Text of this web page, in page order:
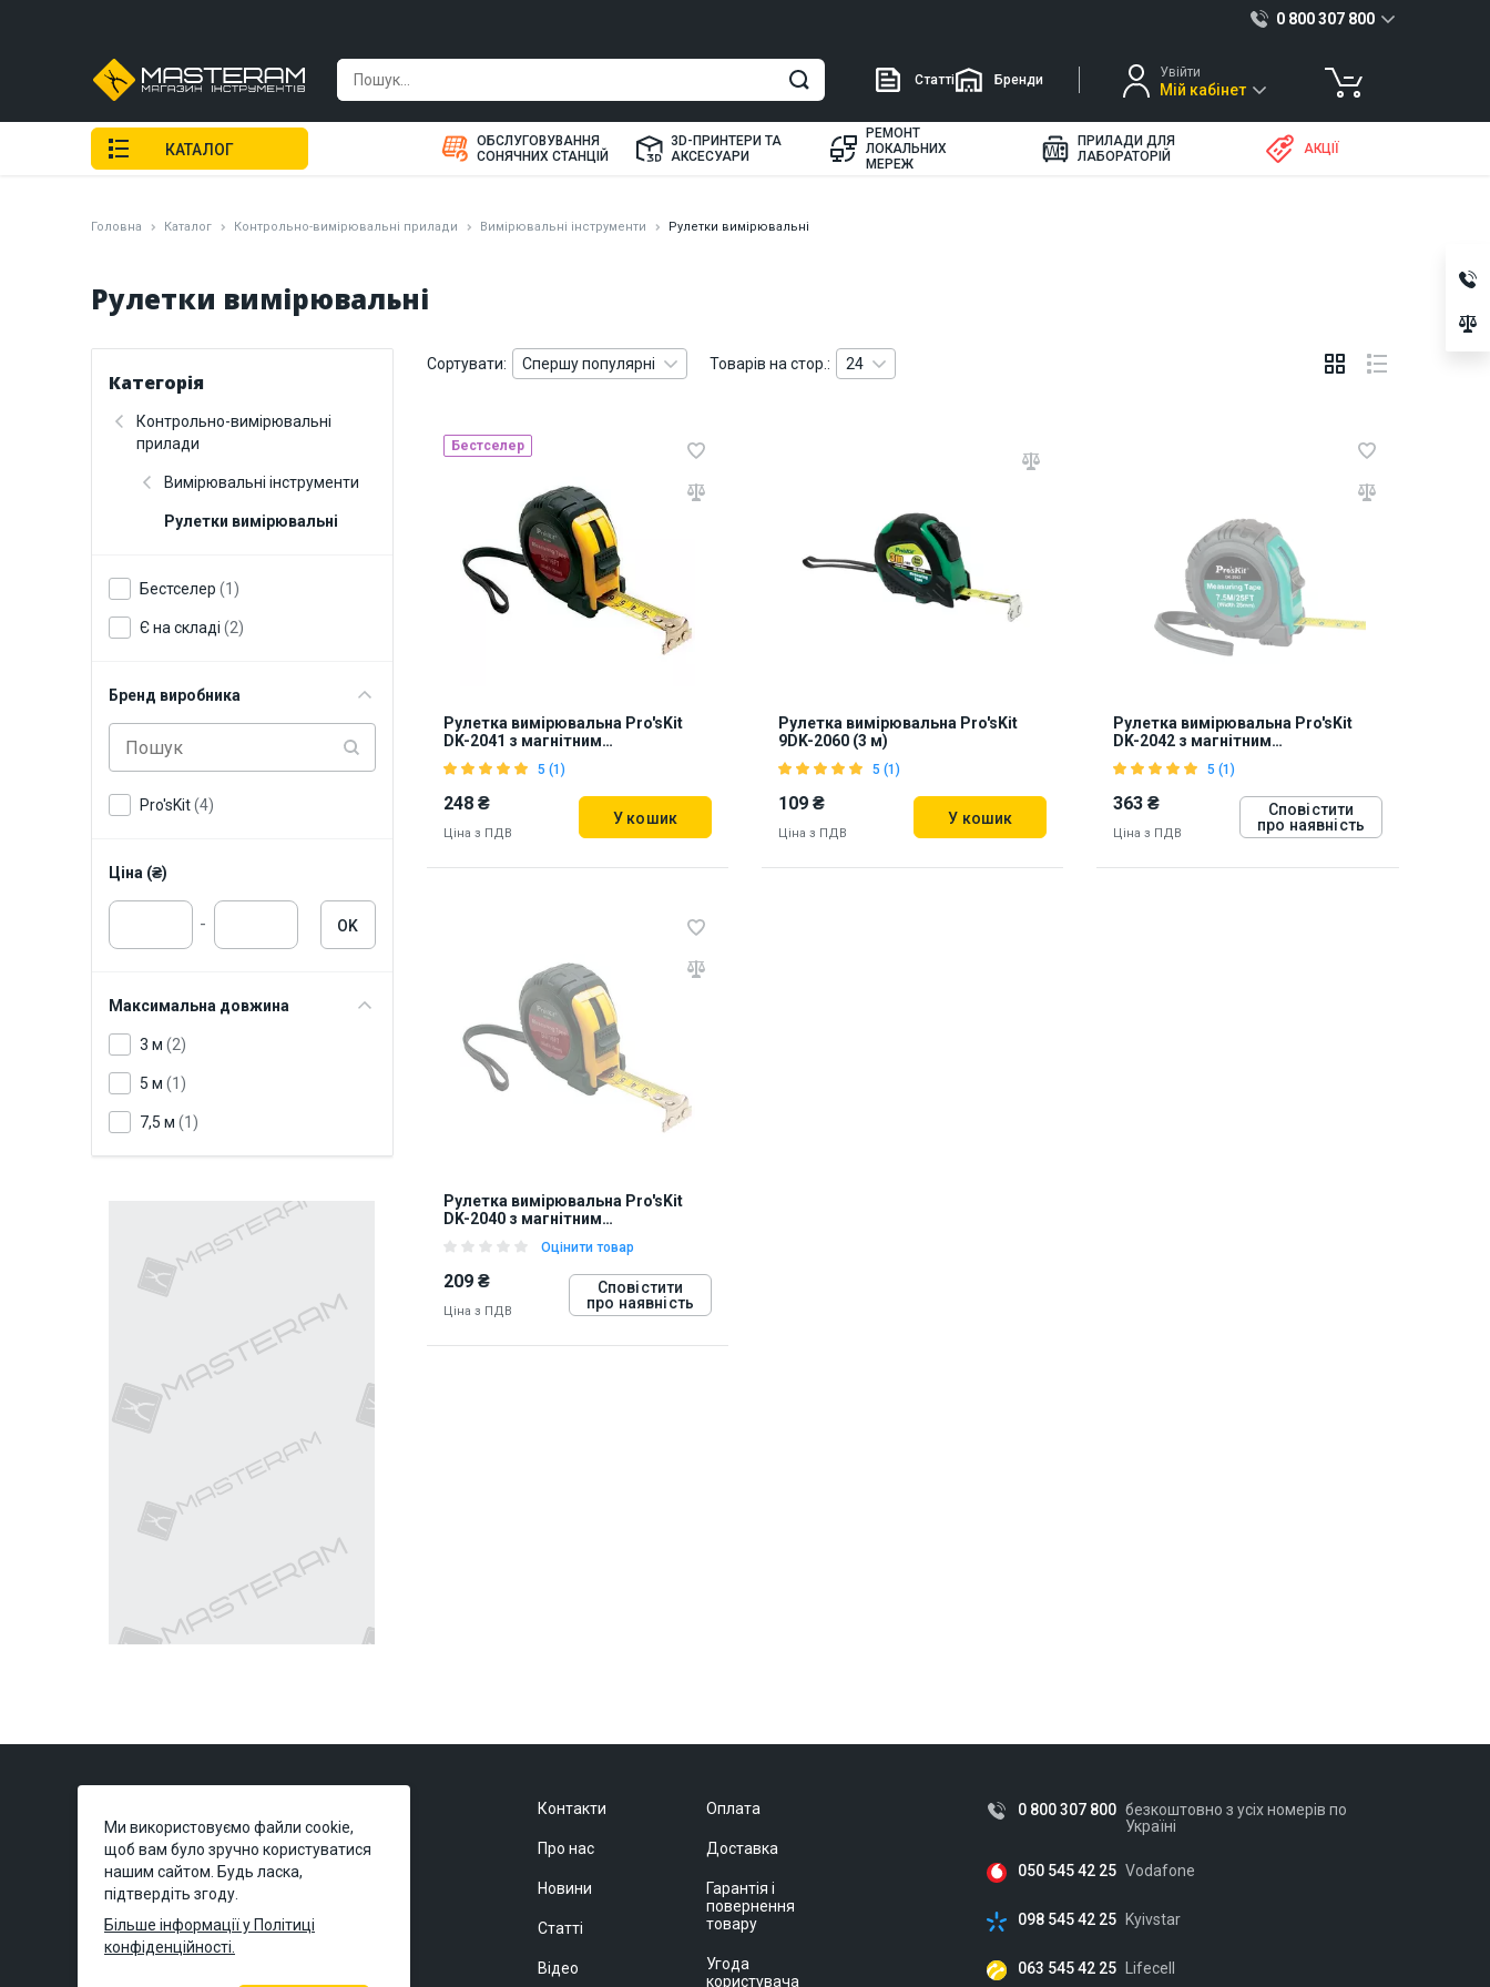
Рулетки вимірювальні
Головна Каталог Контрольно-вимірювальні прилади Вимірювальні інструменти Рулетки вимірювальні
Сортувати: Спершу популярні Товарів на стор.: 24
Бестселер
Рулетка вимірювальна Pro'sKit
DK-2041 з магнітним
наконечником (5 м)
5 (1)
248 ₴
Ціна з ПДВ
У кошик
Рулетка вимірювальна Pro'sKit
9DK-2060 (3 м)
5 (1)
109 ₴
Ціна з ПДВ
У кошик
Рулетка вимірювальна Pro'sKit
DK-2042 з магнітним
наконечником (7,5 м)
5 (1)
363 ₴
Ціна з ПДВ
Сповістити
про наявність
Рулетка вимірювальна Pro'sKit
DK-2040 з магнітним
Оцінити товар
209 ₴
Ціна з ПДВ
Сповістити
про наявність
Категорія
Контрольно-вимірювальні
прилади
Вимірювальні інструменти
Рулетки вимірювальні
Бестселер (1)
Є на складі (2)
Бренд виробника
Pro'sKit(4)
Ціна (₴)
- OK
Максимальна довжина
3 м (2)
5 м (1)
7,5 м (1)
0 800 307 800
Статті Бренди Увійти
Мій кабінет
КАТАЛОГ
ОБСЛУГОВУВАННЯ
СОНЯЧНИХ СТАНЦІЙ
3D-ПРИНТЕРИ ТА
АКСЕСУАРИ
РЕМОНТ
ЛОКАЛЬНИХ
МЕРЕЖ
ПРИЛАДИ ДЛЯ
ЛАБОРАТОРІЙ
АКЦІЇ
Київ:вул. Польова, 49А
самовивозу)
Дніпро: вул. Князя Володимира
Контакти
Про нас
Новини
Статті
Відео
Оплата
Доставка
Гарантія і
повернення
товару
Угода
користувача
0 800 307 800 безкоштовно з усіх номерів по
Україні
050 545 42 25 Vodafone
098 545 42 25 Kyivstar
063 545 42 25 Lifecell
Ми використовуємо файли cookie,
щоб вам було зручно користуватися
нашим сайтом. Будь ласка,
підтвердіть згоду.
Більше інформації у Політиці
конфіденційності.